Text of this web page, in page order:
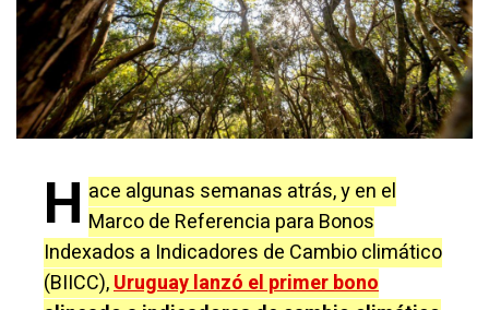
H ace algunas semanas atrás, y en el
Marco de Referencia para Bonos
Indexados a Indicadores de Cambio climático
(BIICC),Uruguay lanzó el primer bono